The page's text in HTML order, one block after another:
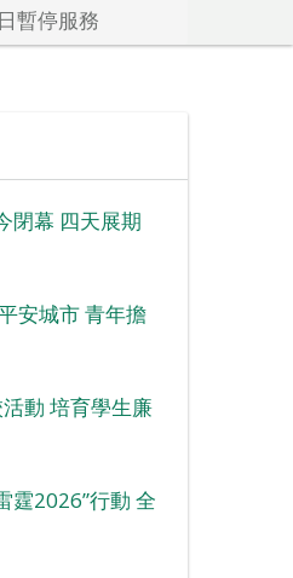
暫停服務
閉幕 四天展期
安城市 青年擔
活動 培育學生廉
霆2026”行動 全